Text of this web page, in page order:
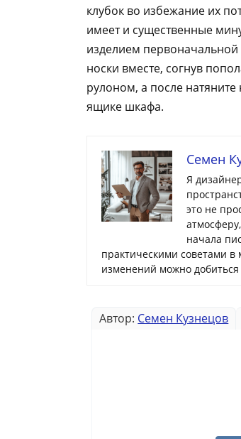
клубок во избежание их
имеет и существенные
изделием
носки вместе, согнув
рулоном, а после
ящике шкафа.
Семен
Я
это не
начала
практическими советами
изменений можно
Автор: Семен Кузнецов